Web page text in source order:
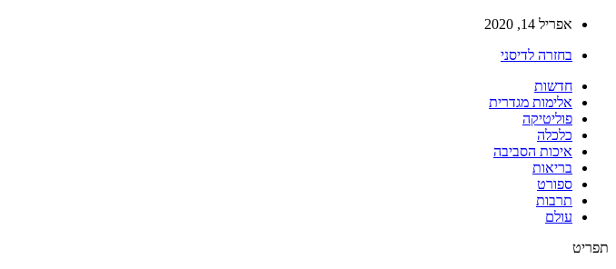
אפריל 14, 2020
בחזרה לדיסני
חדשות
אלימות מגדרית
פוליטיקה
כלכלה
איכות הסביבה
בריאות
ספורט
תרבות
עולם
תפריט